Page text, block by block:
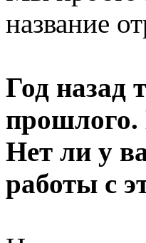
название
Год назад
прошлого.
Нет ли у
работы с